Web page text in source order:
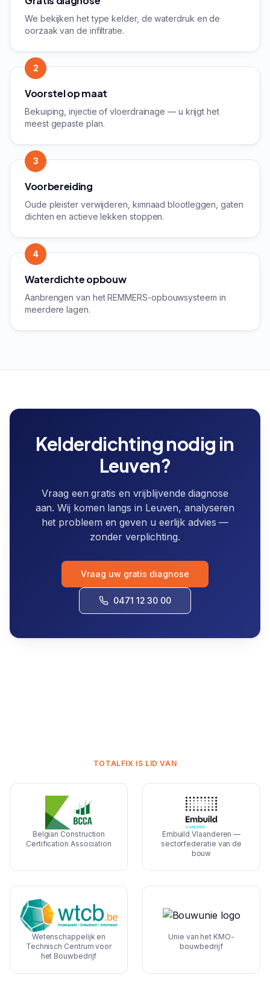
We bekijken het type kelder, de waterdruk en de
oorzaak van de infiltratie.
2
Voorstel op maat
Bekuiping, injectie of vloerdrainage — u krijgt het
meest gepaste plan.
3
Voorbereiding
Oude pleister verwijderen, kimnaad blootleggen, gaten
dichten en actieve lekken stoppen.
4
Waterdichte opbouw
Aanbrengen van het REMMERS-opbouwsysteem in
meerdere lagen.
Kelderdichtingnodig in
Leuven?
Vraag een gratis en vrijblijvende diagnose
aan. Wij komen langs in Leuven, analyseren
het probleem en geven u eerlijk advies —
zonder verplichting.
Vraag uw gratis diagnose
0471 12 30 00
TOTALFIX IS LID VAN
Belgian Construction
Certification Association
Embuild Vlaanderen —
sectorfederatie van de
bouw
Wetenschappelijk en
Technisch Centrum voor
het Bouwbedrijf
Unie van het KMO-
bouwbedrijf